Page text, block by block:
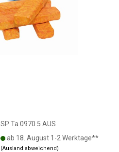
SP Ta 0970.5 AUS
ab 18. August 1-2 Werktage**
(Ausland abweichend)